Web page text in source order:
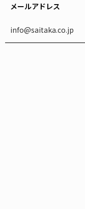
メールアドレス
info@saitaka.co.jp